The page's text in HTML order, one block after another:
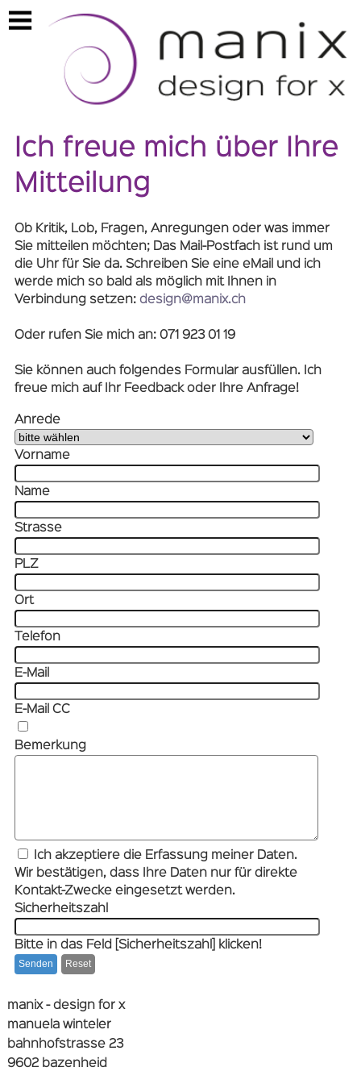
https://manix.ch/kontakt
Ich freue mich über Ihre
Mitteilung
Ob Kritik, Lob, Fragen, Anregungen oder was immer
Sie mitteilen möchten; Das Mail-Postfach ist rund um
die Uhr für Sie da. Schreiben Sie eine eMail und ich
werde mich so bald als möglich mit Ihnen in
Verbindung setzen: design@manix.ch
Oder rufen Sie mich an: 071 923 01 19
Sie können auch folgendes Formular ausfüllen. Ich
freue mich auf Ihr Feedback oder Ihre Anfrage!
Anrede
Vorname
Name
Strasse
PLZ
Ort
Telefon
E-Mail
E-Mail CC
Bemerkung
Ich akzeptiere die Erfassung meiner Daten.
Wir bestätigen, dass Ihre Daten nur für direkte
Kontakt-Zwecke eingesetzt werden.
Sicherheitszahl
Bitte in das Feld [Sicherheitszahl] klicken!
Senden
Reset
manix - design for x
manuela winteler
bahnhofstrasse 23
9602 bazenheid